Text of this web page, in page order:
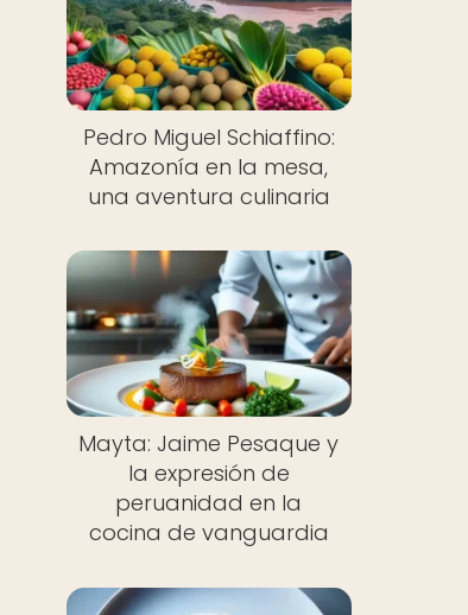
Pedro Miguel Schiaffino:
Amazonía en la mesa,
una aventura culinaria
Mayta: Jaime Pesaque y
la expresión de
peruanidad en la
cocina de vanguardia